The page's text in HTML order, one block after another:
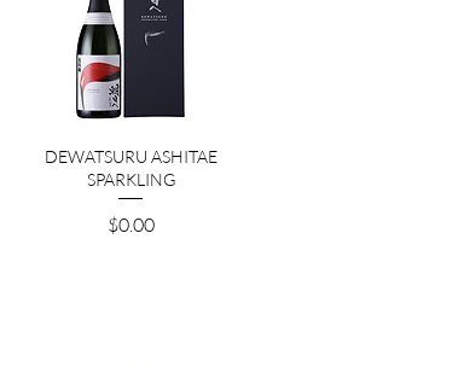
クイックビュー
DEWATSURU ASHITAE
SPARKLING
価格
$0.00